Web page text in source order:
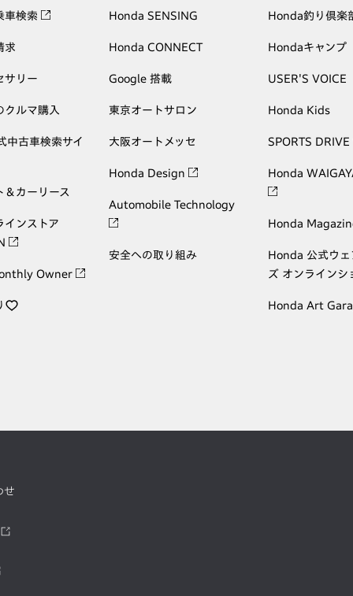
車検索
求
サリー
クルマ購入
中古車検索サイ
＆カーリース
インストア
Owner
Honda SENSING
Honda CONNECT
Google 搭載
東京オートサロン
大阪オートメッセ
Honda Design
Automobile Technology
安全への取り組み
Honda釣り倶楽
Hondaキャンプ
USER'S VOICE
Honda Kids
SPORTS DRIVE
Honda
Honda
Honda 公式ウェ
ズ オンラインシ
Honda Art
せ